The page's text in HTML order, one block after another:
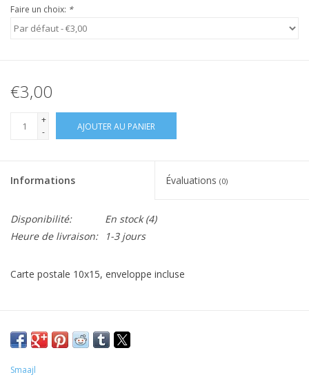
Faire un choix: *
€3,00
+
-
AJOUTER AU PANIER
Informations Évaluations (0)
Disponibilité: En stock(4)
Heure de livraison:
1-3 jours
Carte postale 10x15, enveloppe incluse
Smaajl